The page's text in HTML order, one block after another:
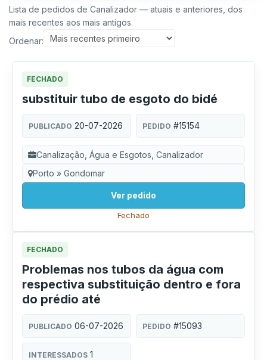
Lista de pedidos de Canalizador — atuais e anteriores, dos
mais recentes aos mais antigos.
Ordenar:
FECHADO
substituir tubo de esgoto do bidé
PUBLICADO 20-07-2026 PEDIDO #15154
Canalização, Água e Esgotos, Canalizador
Porto » Gondomar
Ver pedido
Fechado
FECHADO
Problemas nos tubos da água com
respectiva substituição dentro e fora
do prédio até
PUBLICADO 06-07-2026 PEDIDO #15093
INTERESSADOS 1